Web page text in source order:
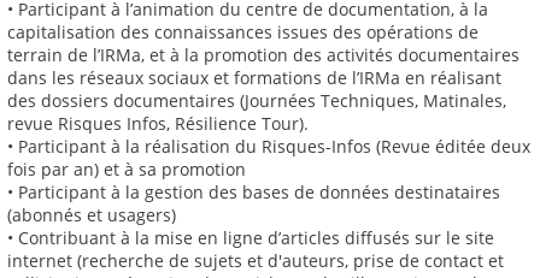
• Participant à l’animation du centre de documentation, à la
capitalisation des connaissances issues des opérations de
terrain de l’IRMa, et à la promotion des activités documentaires
dans les réseaux sociaux et formations de l’IRMa en réalisant
des dossiers documentaires (Journées Techniques, Matinales,
revue Risques Infos, Résilience Tour).
• Participant à la réalisation du Risques-Infos (Revue éditée deux
fois par an) et à sa promotion
• Participant à la gestion des bases de données destinataires
(abonnés et usagers)
• Contribuant à la mise en ligne d’articles diffusés sur le site
internet (recherche de sujets et d'auteurs, prise de contact et